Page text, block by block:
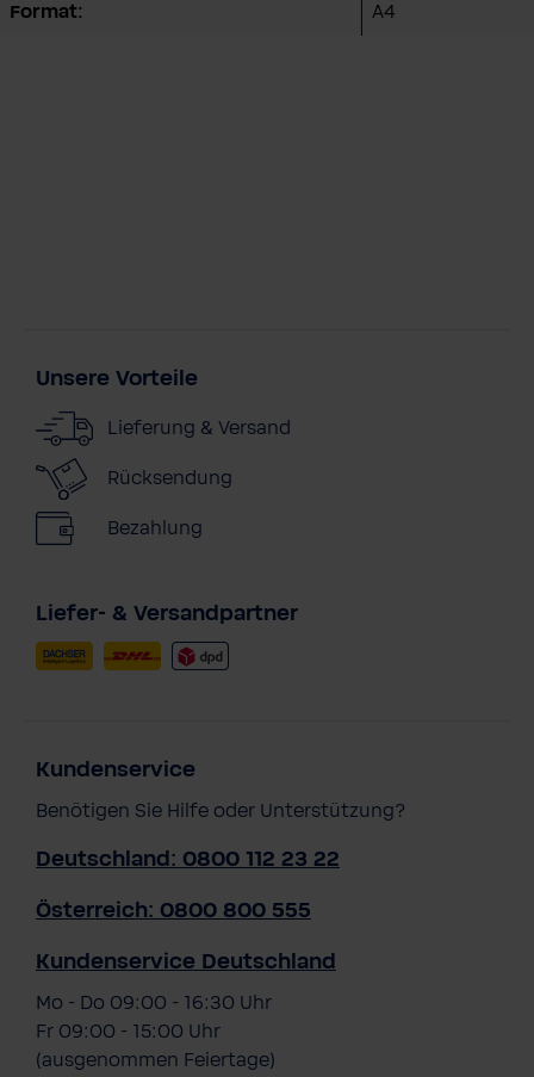
Format: A4
Unsere Vorteile
Lieferung & Versand
Rücksendung
Bezahlung
Liefer- & Versandpartner
Kundenservice
Benötigen Sie Hilfe oder Unterstützung?
Deutschland: 0800 112 23 22
Österreich: 0800 800 555
Kundenservice Deutschland
Mo - Do 09:00 - 16:30 Uhr
Fr 09:00 - 15:00 Uhr
(ausgenommen Feiertage)